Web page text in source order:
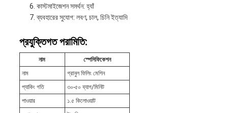
কাস্টমাইজেশন সমর্থন: হ্যাঁ
ব্যবহারের সুযোগ: লবণ, চাল, চিনি ইত্যাদি
প্রযুক্তিগত পরামিতি:
নাম
স্পেসিফিকেশন
নাম
গ্রানুল ফিলিং মেশিন
প্যাকিং গতি
৩০-৫০ ব্যাগ/মিনিট
পাওয়ার
১.৫ কিলোওয়াট